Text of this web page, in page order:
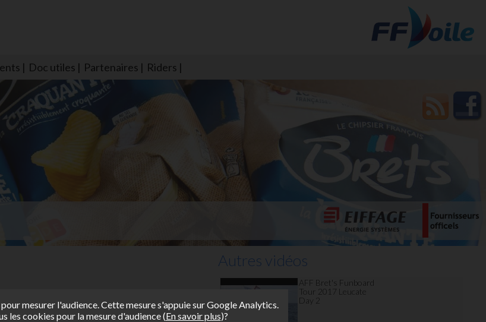
Doc utiles Partenaires Riders
sur nous pour que l'eau salée n'ait jamais le goût des
Autres vidéos
AFF Bret's Funboard
Tour 2017 Leucate
Day 2
mesurer l'audience. Cette mesure s'appuie sur Google Analytics.
les cookies pour la mesure d'audience (En savoir plus)?